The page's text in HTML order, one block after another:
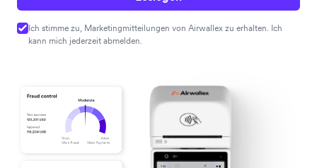
Ich stimme zu, Marketingmitteilungen von Airwallex zu erhalten. Ich
kann mich jederzeit abmelden.